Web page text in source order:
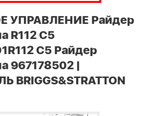
УПРАВЛЕНИЕ Райдер
R112 C5
C5 Райдер
967178502 |
BRIGGS&STRATTON